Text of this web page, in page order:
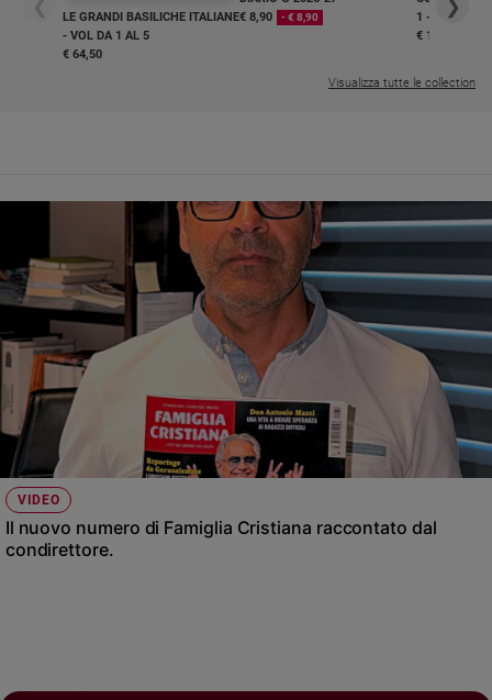
❮
LE GRANDI BASILICHE ITALIANE
- VOL DA 1 AL 5
€ 64,50
€ 8,90
- € 8,90
1 - 2
€ 18,50
❯
Visualizza tutte le collection
VIDEO
Il nuovo numero di Famiglia Cristiana raccontato dal
condirettore.